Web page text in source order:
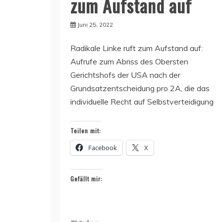
Juni 25, 2022
Radikale Linke ruft zum Aufstand auf:
Aufrufe zum Abriss des Obersten
Gerichtshofs der USA nach der
Grundsatzentscheidung pro 2A, die das
individuelle Recht auf Selbstverteidigung
Teilen mit:
Facebook X
Gefällt mir: